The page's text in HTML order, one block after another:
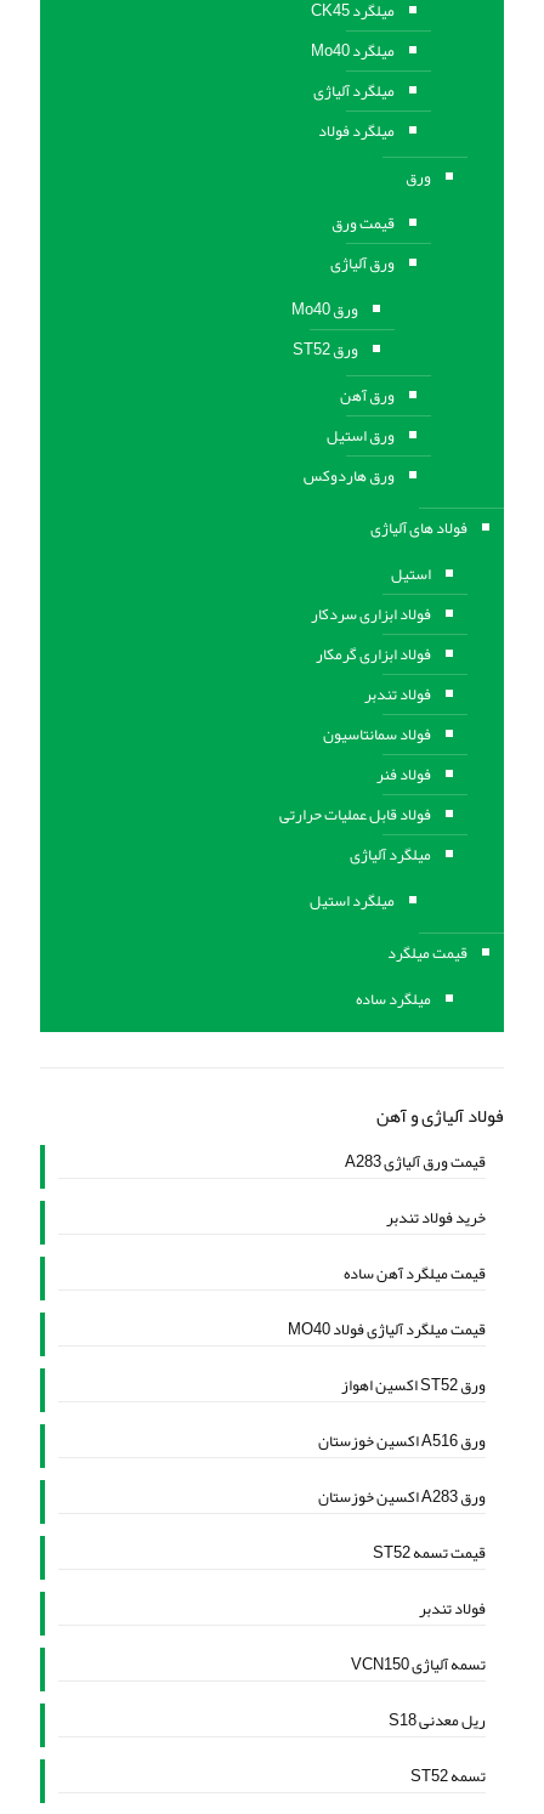
میلگرد CK45
میلگرد Mo40
میلگرد آلیاژی
میلگرد فولاد
ورق
قیمت ورق
ورق آلیاژی
ورق Mo40
ورق ST52
ورق آهن
ورق استيل
ورق هاردوکس
فولاد های آلیاژی
استیل
فولاد ابزاری سردکار
فولاد ابزاری گرمکار
فولاد تندبر
فولاد سمانتاسیون
فولاد فنر
فولاد قابل عملیات حرارتی
ميلگرد آلیاژی
میلگرد استیل
قیمت میلگرد
میلگرد ساده
فولاد آلیاژی و آهن
قیمت ورق آلیاژی A283
خرید فولاد تندبر
قیمت میلگرد آهن ساده
قیمت میلگرد آلیاژی فولاد MO40
ورق ST52 اکسین اهواز
ورق A516 اکسین خوزستان
ورق A283 اکسین خوزستان
قیمت تسمه ST52
فولاد تندبر
تسمه آلیاژی VCN150
ریل معدنی S18
تسمه ST52